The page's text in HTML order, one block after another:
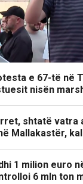
e 67-të në
nisën
shtatë vatra
Mallakastër,
1 milion euro
6 mln ton